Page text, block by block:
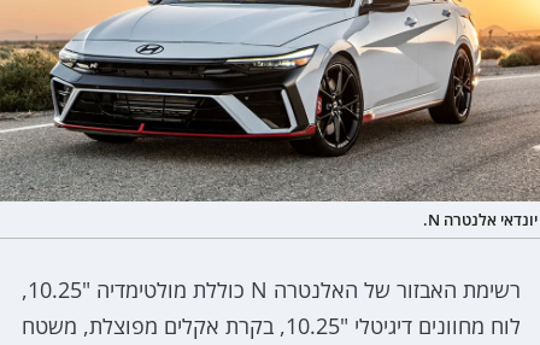
יונדאי אלנטרה N.
רשימת האבזור של האלנטרה N כוללת מולטימדיה "10.25,
לוח מחוונים דיגיטלי "10.25, בקרת אקלים מפוצלת, משטח